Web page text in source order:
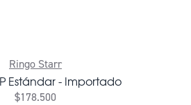
Ringo Starr
Estándar - Importado
$178.500